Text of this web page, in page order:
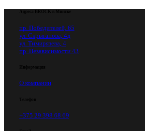
Адреса BROCK в Минске
пр. Победителей, 65
ул. Скрыганова, 4д
ул. Тимирязева, 4
пр. Независимости 43
Информация
О компании
Телефон
+375 29 398 68 69